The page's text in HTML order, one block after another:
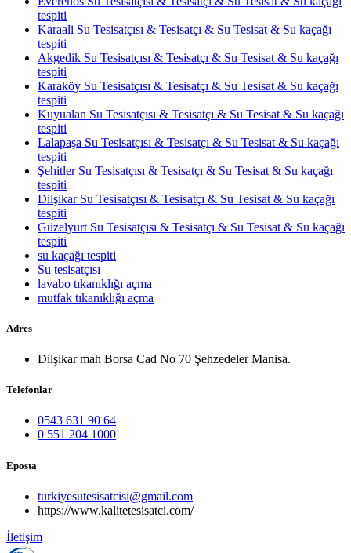
tespiti
Karaali Su Tesisatçısı & Tesisatçı & Su Tesisat & Su kaçağı
tespiti
Akgedik Su Tesisatçısı & Tesisatçı & Su Tesisat & Su kaçağı
tespiti
Karaköy Su Tesisatçısı & Tesisatçı & Su Tesisat & Su kaçağı
tespiti
Kuyualan Su Tesisatçısı & Tesisatçı & Su Tesisat & Su kaçağı
tespiti
Lalapaşa Su Tesisatçısı & Tesisatçı & Su Tesisat & Su kaçağı
tespiti
Şehitler Su Tesisatçısı & Tesisatçı & Su Tesisat & Su kaçağı
tespiti
Dilşikar Su Tesisatçısı & Tesisatçı & Su Tesisat & Su kaçağı
tespiti
Güzelyurt Su Tesisatçısı & Tesisatçı & Su Tesisat & Su kaçağı
tespiti
su kaçağı tespiti
Su tesisatçısı
lavabo tıkanıklığı açma
mutfak tıkanıklığı açma
Adres
Dilşikar mah Borsa Cad No 70 Şehzedeler Manisa.
Telefonlar
0543 631 90 64
0 551 204 1000
Eposta
turkiyesutesisatcisi@gmail.com
https://www.kalitetesisatci.com/
İletişim